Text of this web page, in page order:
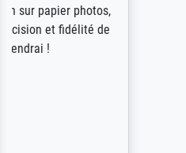
Door de 69505
scrollen is echter
stoppen begint het
Als er naar een
gevraagd wordt krijg
werken van andere
maakt (bvb zoek Ros